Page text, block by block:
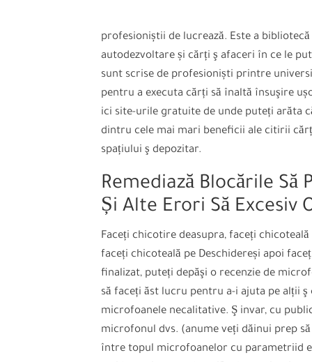
profesioniștii de lucrează. Este a
autodezvoltare și cărți ş afaceri în ce le
sunt scrise de profesioniști printre
pentru a executa cărți să înaltă însuşire
ici site-urile gratuite de unde puteți arăta
dintru cele mai mari beneficii ale citirii
spațiului ş depozitar.
Remediază Blocările Să
Și Alte Erori Să Excesiv
Faceți chicotire deasupra, faceți
faceți chicoteală pe Deschidereși apoi
finalizat, puteți depăşi o recenzie de
să faceți ăst lucru pentru a-i ajuta pe alții
microfoanele necalitative. Ş invar, cu
microfonul dvs. (anume veți dăinui prep
între topul microfoanelor cu parametriid